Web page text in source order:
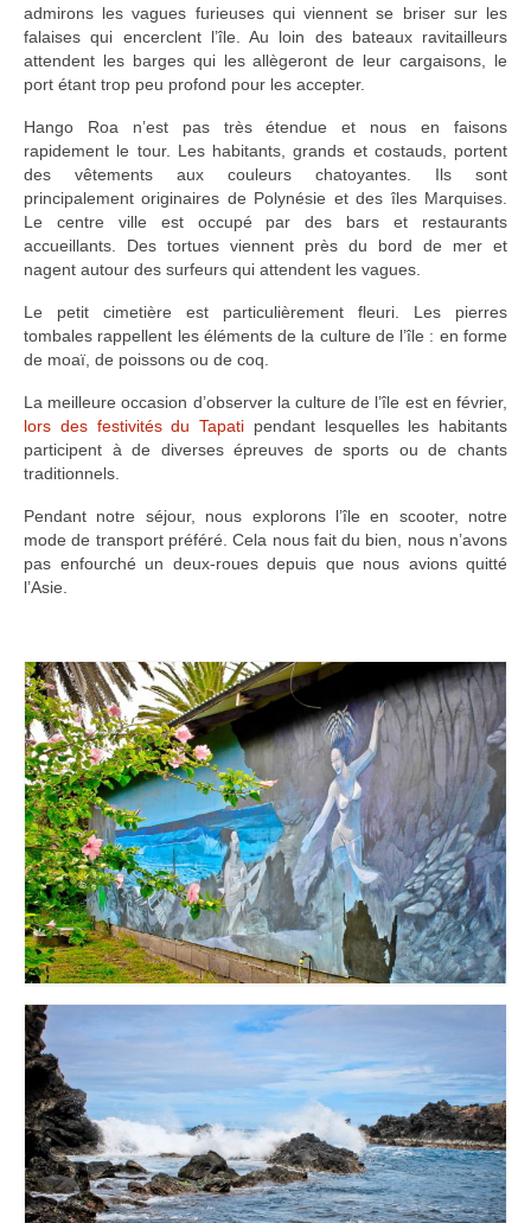
admirons les vagues furieuses qui viennent se briser sur les
falaises qui encerclent l’île. Au loin des bateaux ravitailleurs
attendent les barges qui les allègeront de leur cargaisons, le
port étant trop peu profond pour les accepter.
Hango Roa n’est pas très étendue et nous en faisons
rapidement le tour. Les habitants, grands et costauds, portent
des vêtements aux couleurs chatoyantes. Ils sont
principalement originaires de Polynésie et des îles Marquises.
Le centre ville est occupé par des bars et restaurants
accueillants. Des tortues viennent près du bord de mer et
nagent autour des surfeurs qui attendent les vagues.
Le petit cimetière est particulièrement fleuri. Les pierres
tombales rappellent les éléments de la culture de l’île : en forme
de moaï, de poissons ou de coq.
La meilleure occasion d’observer la culture de l’île est en février,
lors des festivités du Tapati pendant lesquelles les habitants
participent à de diverses épreuves de sports ou de chants
traditionnels.
Pendant notre séjour, nous explorons l’île en scooter, notre
mode de transport préféré. Cela nous fait du bien, nous n’avons
pas enfourché un deux-roues depuis que nous avions quitté
l’Asie.